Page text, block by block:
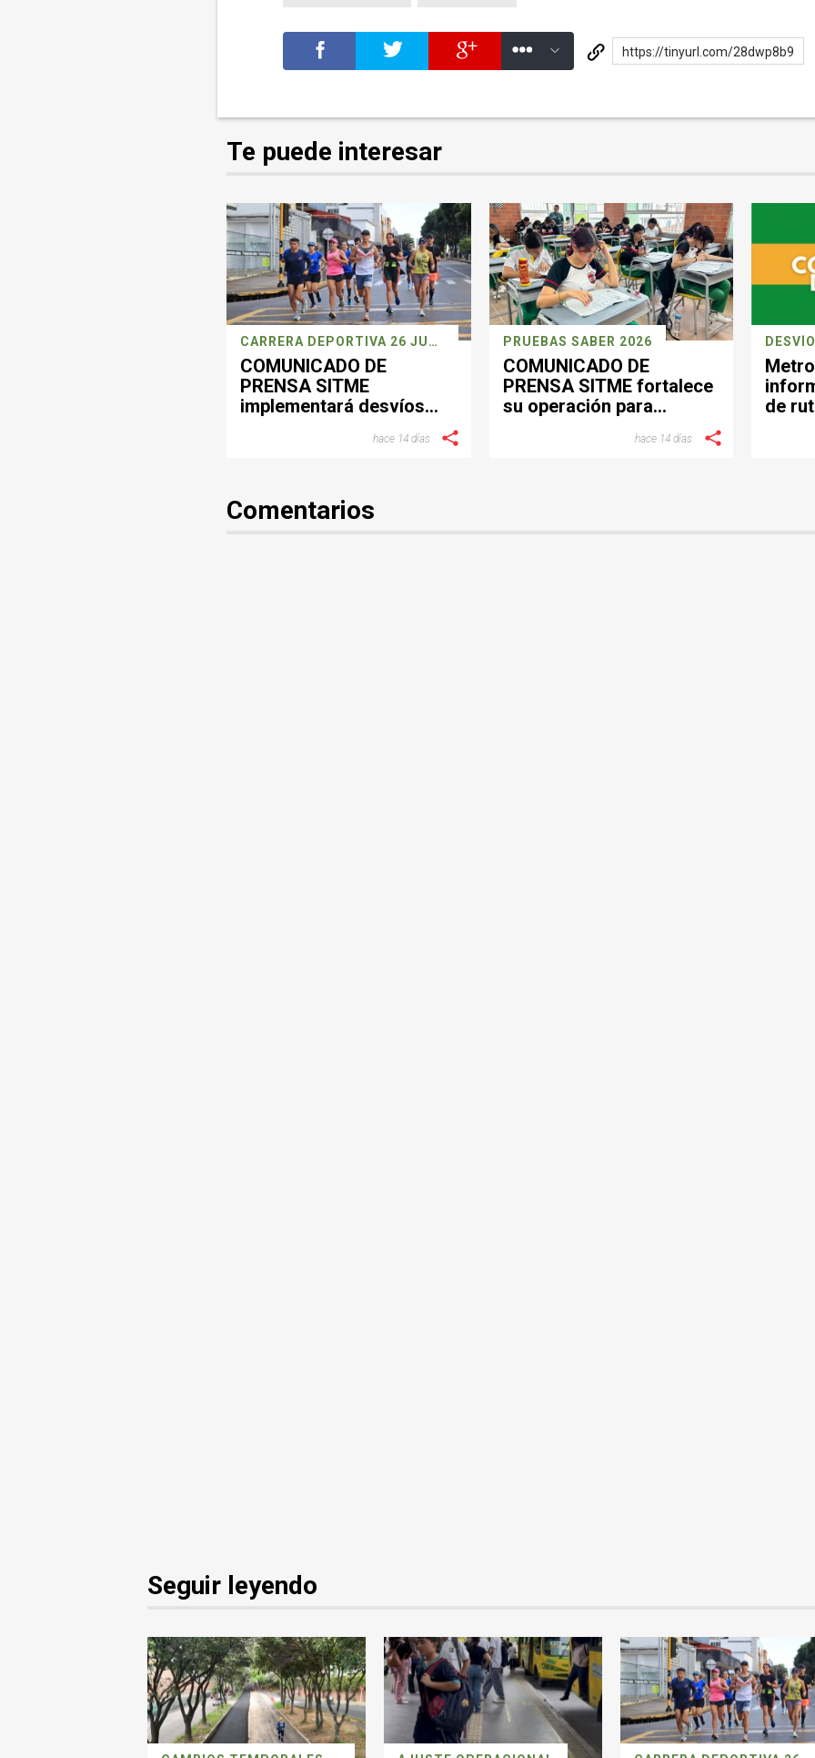
https://tinyurl.com/28dwp8b9
Te puede interesar
CARRERA DEPORTIVA 26 JULIO
COMUNICADO DE
PRENSA SITME
implementará desvíos
domingo por jornada
hace 14 días
PRUEBAS SABER 2026
COMUNICADO DE
PRENSA SITME fortalece
su operación para
durante la jornada de las
hace 14 días
de
Comentarios
Seguir leyendo